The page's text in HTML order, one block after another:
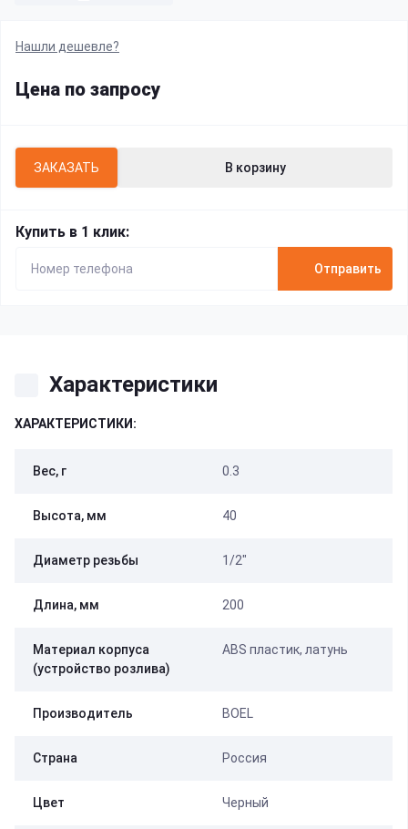
Нашли дешевле?
Цена по запросу
ЗАКАЗАТЬ В корзину
Купить в 1 клик:
Отправить
Характеристики
ХАРАКТЕРИСТИКИ:
Вес, г 0.3
Высота, мм 40
Диаметр резьбы 1/2"
Длина, мм 200
Материал корпуса
(устройство розлива)
ABS пластик, латунь
Производитель BOEL
Страна Россия
Цвет Черный